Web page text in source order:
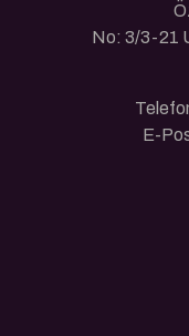
No: 3/3-21
E-